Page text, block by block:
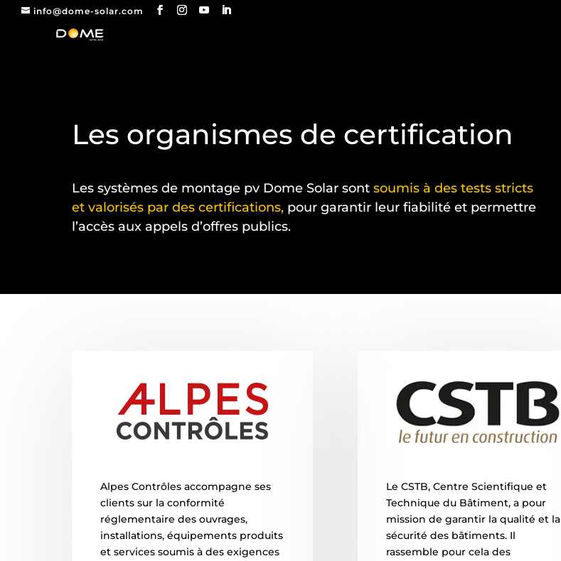
info@dome-solar.com
Les organismes de certification
Les systèmes de montage pv Dome Solar sontsoumis à des tests stricts
et valorisés par des certifications,pour garantir leur fiabilité et permettre
l’accès aux appels d’offres publics.
Alpes Contrôles accompagne ses
clients sur la conformité
réglementaire des ouvrages,
installations, équipements produits
et services soumis à des exigences
Le CSTB, Centre Scientifique et
Technique du Bâtiment, a pour
mission de garantir la qualité et la
sécurité des bâtiments. Il
rassemble pour cela des